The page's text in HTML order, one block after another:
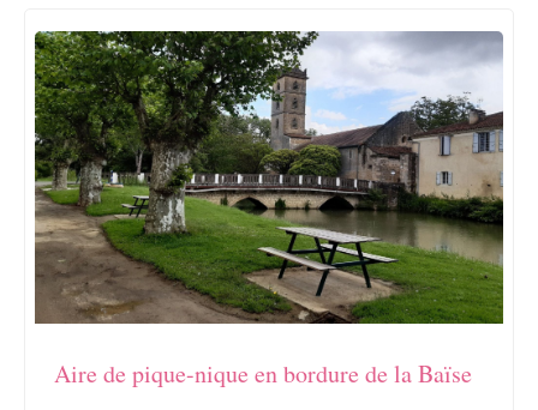
Aire de pique-nique en bordure de la Baïse